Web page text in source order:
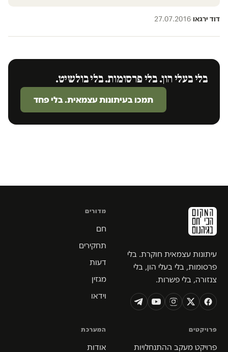
דוד ירגאו·
27.07.2016
בלי בעלי הון. בלי פרסומות. בלי בולשיט.
תמכו בעיתונות עצמאית. בלי פחד
עיתונות עצמאית חוקרת. בלי
פרסומות, בלי בעלי הון, בלי
צנזורה, בלי פשרות.
מדורים
חם
תחקירים
דעות
מגזין
וידאו
פרויקטים
פרויקט מעקב ההתנחלויות
המערכת
אודות